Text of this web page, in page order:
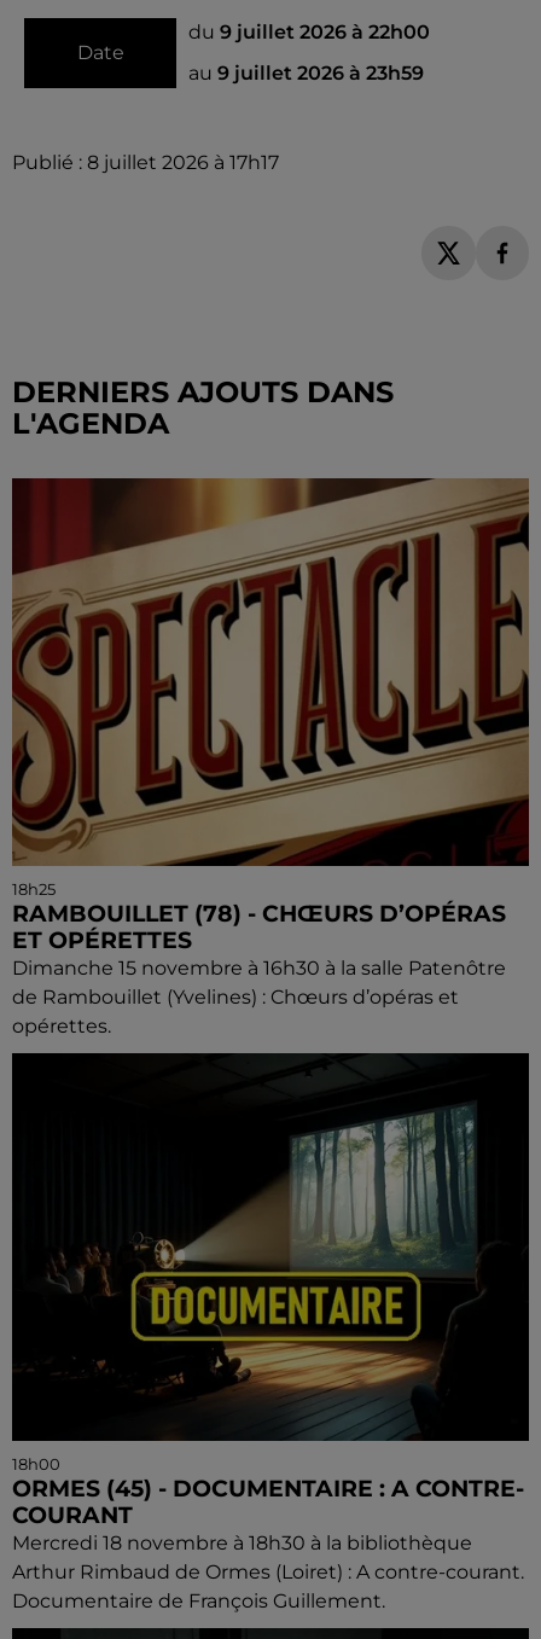
Date
du 9 juillet 2026 à 22h00
au 9 juillet 2026 à 23h59
Publié : 8 juillet 2026 à 17h17
DERNIERS AJOUTS DANS
L'AGENDA
18h25
RAMBOUILLET (78) - CHŒURS D’OPÉRAS
ET OPÉRETTES
Dimanche 15 novembre à 16h30 à la salle Patenôtre
de Rambouillet (Yvelines) : Chœurs d’opéras et
opérettes.
18h00
ORMES (45) - DOCUMENTAIRE : A CONTRE-
COURANT
Mercredi 18 novembre à 18h30 à la bibliothèque
Arthur Rimbaud de Ormes (Loiret) : A contre-courant.
Documentaire de François Guillement.